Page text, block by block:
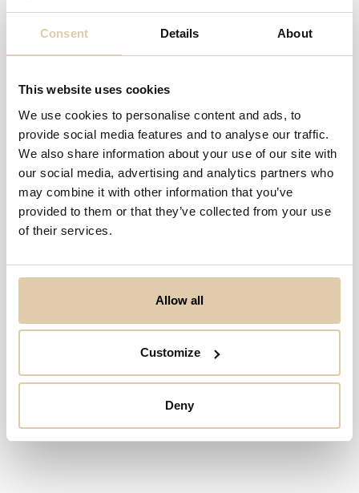
Consent Details About
This website uses cookies
We use cookies to personalise content and ads, to
provide social media features and to analyse our traffic.
We also share information about your use of our site with
our social media, advertising and analytics partners who
may combine it with other information that you’ve
provided to them or that they’ve collected from your use
of their services.
Allow all
Customize
Deny
Ei osumia haulla...